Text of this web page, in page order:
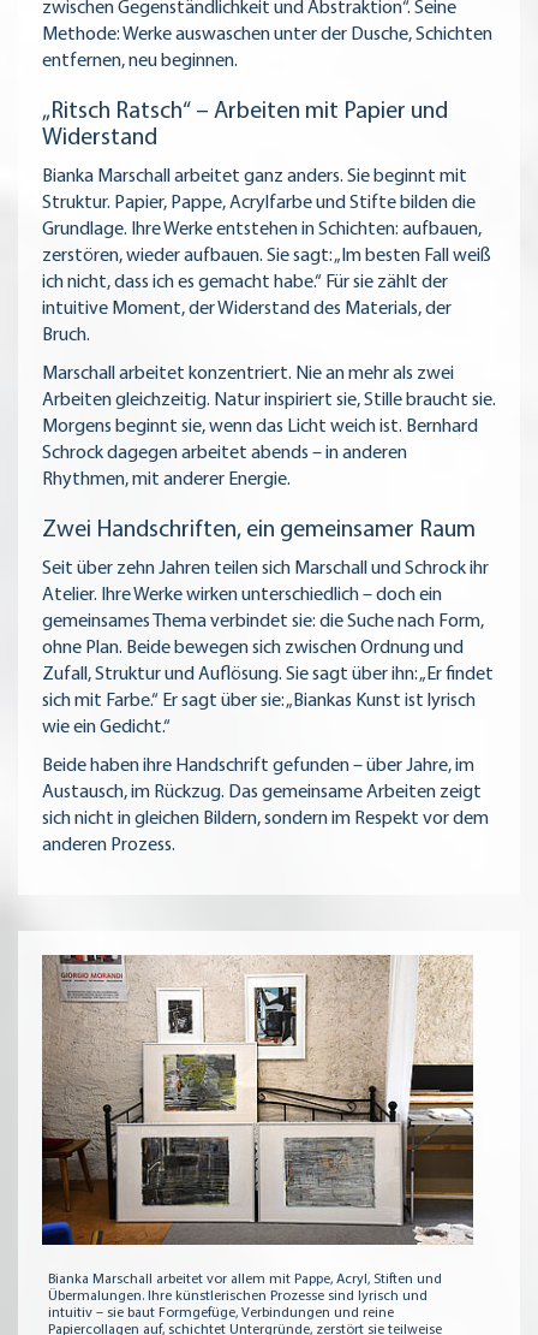
zwischen Gegenständlichkeit und Abstraktion“. Seine
Methode: Werke auswaschen unter der Dusche, Schichten
entfernen, neu beginnen.
„Ritsch Ratsch“ – Arbeiten mit Papier und
Widerstand
Bianka Marschall arbeitet ganz anders. Sie beginnt mit
Struktur. Papier, Pappe, Acrylfarbe und Stifte bilden die
Grundlage. Ihre Werke entstehen in Schichten: aufbauen,
zerstören, wieder aufbauen. Sie sagt: „Im besten Fall weiß
ich nicht, dass ich es gemacht habe.“ Für sie zählt der
intuitive Moment, der Widerstand des Materials, der
Bruch.
Marschall arbeitet konzentriert. Nie an mehr als zwei
Arbeiten gleichzeitig. Natur inspiriert sie, Stille braucht sie.
Morgens beginnt sie, wenn das Licht weich ist. Bernhard
Schrock dagegen arbeitet abends – in anderen
Rhythmen, mit anderer Energie.
Zwei Handschriften, ein gemeinsamer Raum
Seit über zehn Jahren teilen sich Marschall und Schrock ihr
Atelier. Ihre Werke wirken unterschiedlich – doch ein
gemeinsames Thema verbindet sie: die Suche nach Form,
ohne Plan. Beide bewegen sich zwischen Ordnung und
Zufall, Struktur und Auflösung. Sie sagt über ihn: „Er findet
sich mit Farbe.“ Er sagt über sie: „Biankas Kunst ist lyrisch
wie ein Gedicht.“
Beide haben ihre Handschrift gefunden – über Jahre, im
Austausch, im Rückzug. Das gemeinsame Arbeiten zeigt
sich nicht in gleichen Bildern, sondern im Respekt vor dem
anderen Prozess.
Bianka Marschall arbeitet vor allem mit Pappe, Acryl, Stiften und
Übermalungen. Ihre künstlerischen Prozesse sind lyrisch und
intuitiv – sie baut Formgefüge, Verbindungen und reine
Papiercollagen auf, schichtet Untergründe, zerstört sie teilweise